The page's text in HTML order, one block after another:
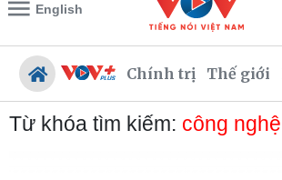
English
Chính trị Thế giới
Từ khóa tìm kiếm: công